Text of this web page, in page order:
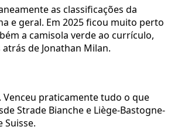
as classificações da
e geral. Em 2025 ficou muito perto
a camisola verde ao currículo,
de Jonathan Milan.
Venceu praticamente tudo o que
Strade Bianche e Liège-Bastogne-
Suisse.